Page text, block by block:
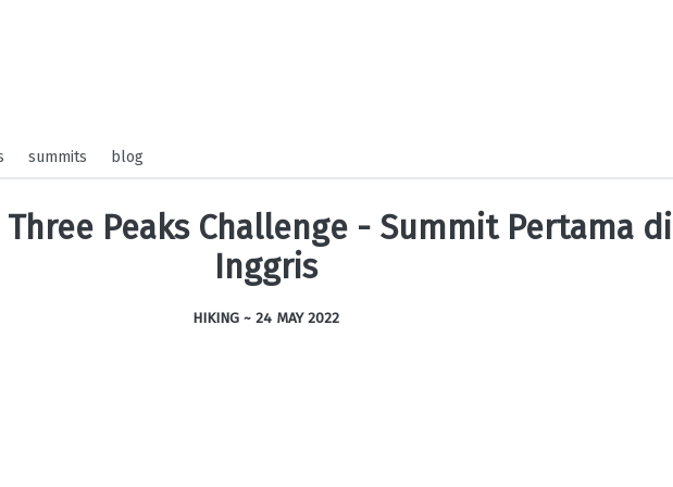
summits blog
Peaks Challenge - Summit Pertama di
Inggris
HIKING ~ 24 MAY 2022